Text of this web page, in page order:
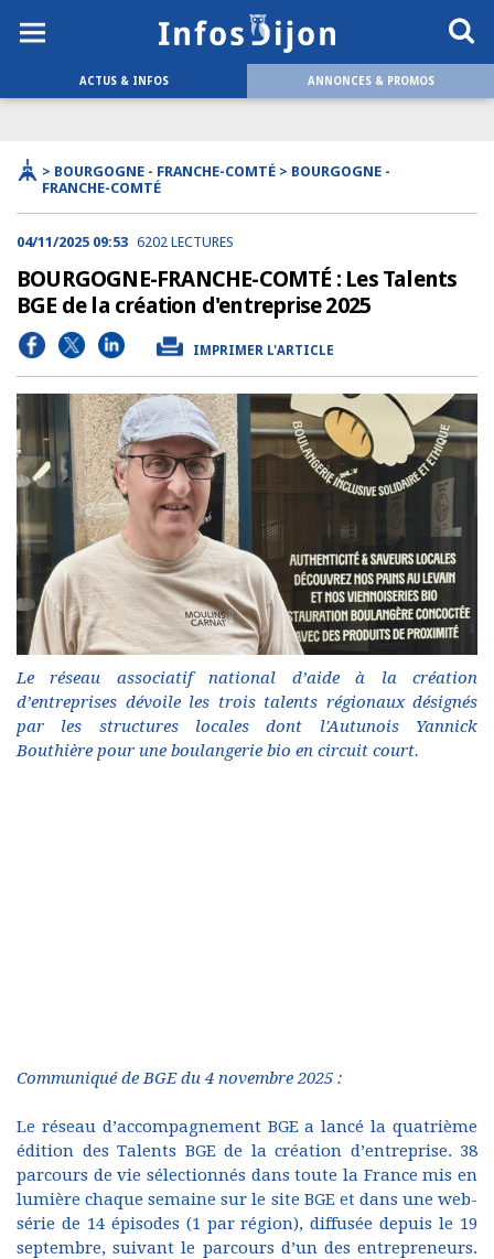
ACTUS & INFOS ANNONCES & PROMOS
> BOURGOGNE - FRANCHE-COMTÉ > BOURGOGNE -
FRANCHE-COMTÉ
04/11/2025 09:53 6202 LECTURES
BOURGOGNE-FRANCHE-COMTÉ : Les Talents
BGE de la création d'entreprise 2025
IMPRIMER L'ARTICLE
Le réseau associatif national d’aide à la création
d’entreprises dévoile les trois talents régionaux désignés
par les structures locales dont l'Autunois Yannick
Bouthière pour une boulangerie bio en circuit court.
Communiqué de BGE du 4 novembre 2025 :
Le réseau d’accompagnement BGE a lancé la quatrième
édition des Talents BGE de la création d’entreprise. 38
parcours de vie sélectionnés dans toute la France mis en
lumière chaque semaine sur le site BGE et dans une web-
série de 14 épisodes (1 par région), diffusée depuis le 19
septembre, suivant le parcours d’un des entrepreneurs.